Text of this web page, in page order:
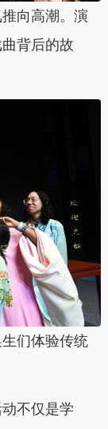
向高潮。演
背后的故
们体验传统
不仅是学